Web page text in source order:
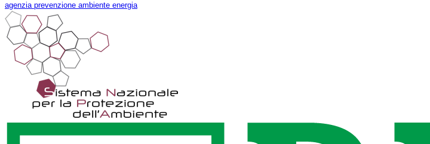
agenzia prevenzione ambiente energia